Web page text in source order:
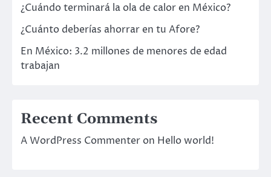
¿Cuándo terminará la ola de calor en México?
¿Cuánto deberías ahorrar en tu Afore?
En México: 3.2 millones de menores de edad
trabajan
Recent Comments
A WordPress Commenter on Hello world!